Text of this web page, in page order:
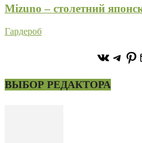
Mizuno – столетний
Гардероб
https://
ВЫБОР РЕДАКТОРА